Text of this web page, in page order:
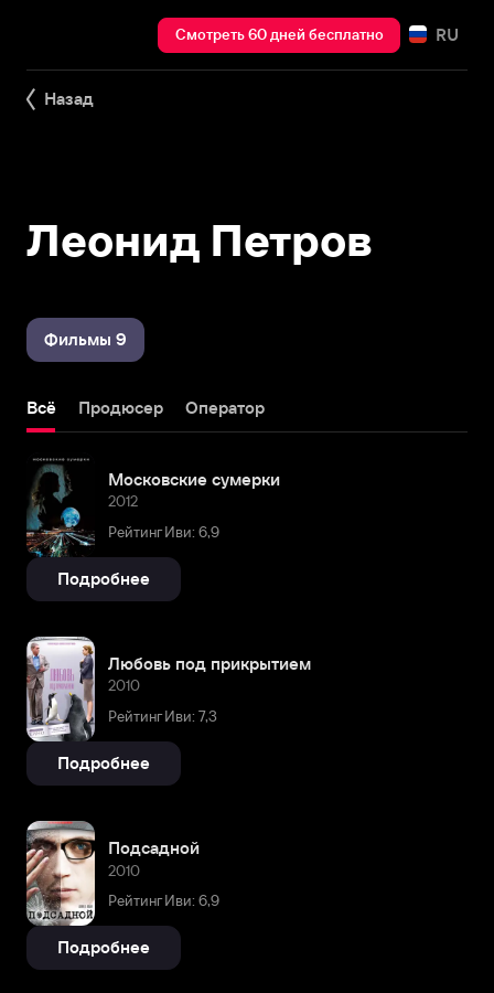
Смотреть 60 дней бесплатно RU
Назад
Леонид Петров
Фильмы 9
Всё Продюсер Оператор
Московские сумерки
2012
Рейтинг Иви: 6,9
Подробнее
Любовь под прикрытием
2010
Рейтинг Иви: 7,3
Подробнее
Подсадной
2010
Рейтинг Иви: 6,9
Подробнее